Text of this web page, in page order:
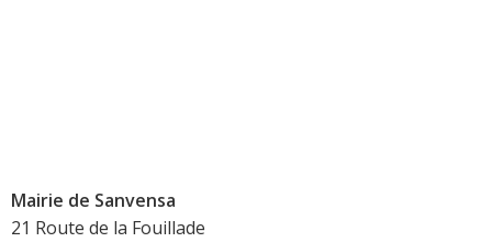
Mairie de Sanvensa
21 Route de la Fouillade